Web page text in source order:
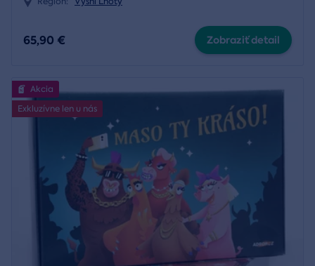
65,90 € Zobraziť detail
Akcia
Exkluzívne len u nás